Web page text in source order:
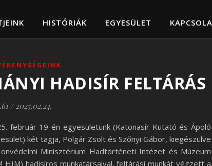
HISTÓRIÁK EGYESÜLET
HADISÍR FELTÁRÁS
/ 2025.02.24.
február 19-én egyesületünk (Katonasír Kutató és Ápoló
két tagja, Polgár Zsolt és Szőnyi Gábor, kiegészülve
Minisztérium Hadtörténeti Intézet és Múzeum
HIM) hadisíros munkatársaival, feltárási munkát végzett a